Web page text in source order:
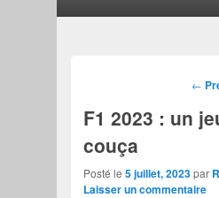
←
F1 2023 : un
couça
Posté le5 juillet, 2023par
Laisser un commentaire